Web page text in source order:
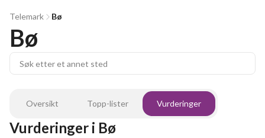
Telemark Bø
Bø
Oversikt Topp-lister Vurderinger
Vurderinger i Bø